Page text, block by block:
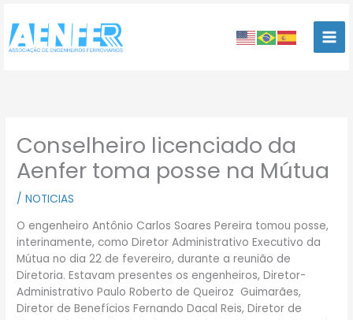
para
conteúdo
Conselheiro licenciado da
Aenfer toma posse na Mútua
/NOTICIAS
O engenheiro Antônio Carlos Soares Pereira tomou posse,
interinamente, como Diretor Administrativo Executivo da
Mútua no dia 22 de fevereiro, durante a reunião de
Diretoria. Estavam presentes os engenheiros, Diretor-
Administrativo Paulo Roberto de Queiroz Guimarães,
Diretor de Benefícios Fernando Dacal Reis, Diretor de